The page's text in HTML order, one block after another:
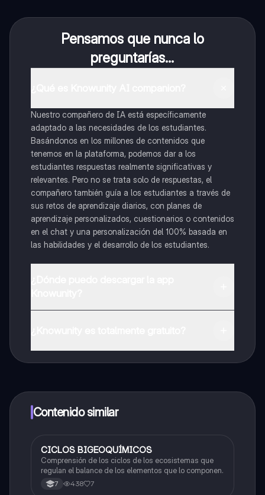
Pensamos que nunca lo
preguntarías...
Nuestro compañero de IA está específicamente
adaptado a las necesidades de los estudiantes.
Basándonos en los millones de contenidos que
tenemos en la plataforma, podemos dar a los
estudiantes respuestas realmente significativas y
relevantes. Pero no se trata solo de respuestas, el
compañero también guía a los estudiantes a través de
sus retos de aprendizaje diarios, con planes de
aprendizaje personalizados, cuestionarios o contenidos
en el chat y una personalización del 100% basada en
las habilidades y el desarrollo de los estudiantes.
a determinadas funciones.
Contenido similar
Biologia
CICLOS BIGEOQUÍMICOS
Comprensión de los ciclos de los ecosistemas que
regulan el balance de los elementos que lo componen.
7 438 7